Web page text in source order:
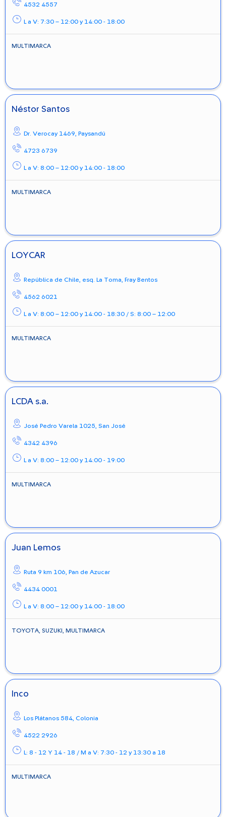
4532 4557
L a V: 7:30 – 12:00 y 14:00 - 18:00
MULTIMARCA
Néstor Santos
Dr. Verocay 1469, Paysandú
4723 6739
L a V: 8:00 – 12:00 y 14:00 - 18:00
MULTIMARCA
LOYCAR
República de Chile, esq. La Toma, Fray Bentos
4562 6021
L a V: 8:00 – 12:00 y 14:00 - 18:30 / S: 8:00 – 12:00
MULTIMARCA
LCDA s.a.
José Pedro Varela 1025, San José
4342 4396
L a V: 8:00 – 12:00 y 14:00 - 19:00
MULTIMARCA
Juan Lemos
Ruta 9 km 106, Pan de Azucar
4434 0001
L a V: 8:00 – 12:00 y 14:00 - 18:00
TOYOTA, SUZUKI, MULTIMARCA
Inco
Los Plátanos 584, Colonia
4522 2926
L: 8 - 12 Y 14 - 18 / M a V: 7:30 - 12 y 13:30 a 18
MULTIMARCA